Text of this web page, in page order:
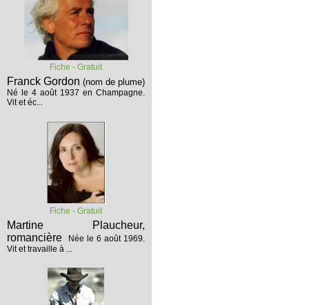
Fiche - Gratuit
Franck Gordon (nom de plume)
Né le 4 août 1937 en Champagne.
Vit et éc...
Fiche - Gratuit
Martine Plaucheur,
romancière
Née le 6 août 1969.
Vit et travaille à ...